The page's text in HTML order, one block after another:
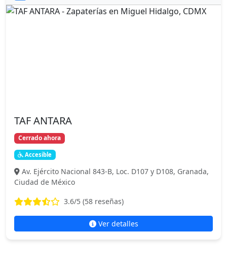
TAF ANTARA
Cerrado ahora
Accesible
Av. Ejército Nacional 843-B, Loc. D107 y D108, Granada,
Ciudad de México
3.6/5 (58 reseñas)
Ver detalles